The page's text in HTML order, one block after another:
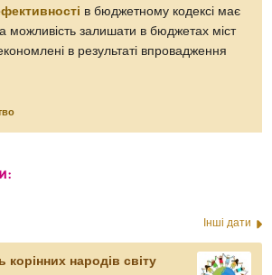
в бюджетному кодексі має
можливість залишати в бюджетах міст
в результаті впровадження
Інші дати
народів світу